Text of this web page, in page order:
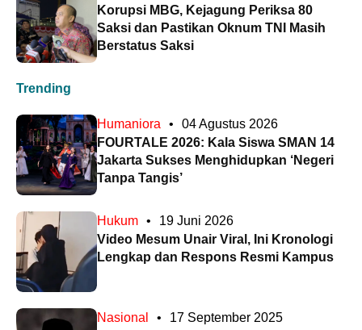
Korupsi MBG, Kejagung Periksa 80
Saksi dan Pastikan Oknum TNI Masih
Berstatus Saksi
Trending
Humaniora •
04 Agustus 2026
FOURTALE 2026: Kala Siswa SMAN 14
Jakarta Sukses Menghidupkan ‘Negeri
Tanpa Tangis’
Hukum •
19 Juni 2026
Video Mesum Unair Viral, Ini Kronologi
Lengkap dan Respons Resmi Kampus
Nasional •
17 September 2025